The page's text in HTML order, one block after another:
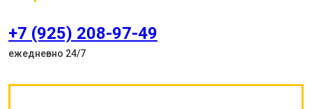
+7 (925) 208-97-49
ежедневно 24/7